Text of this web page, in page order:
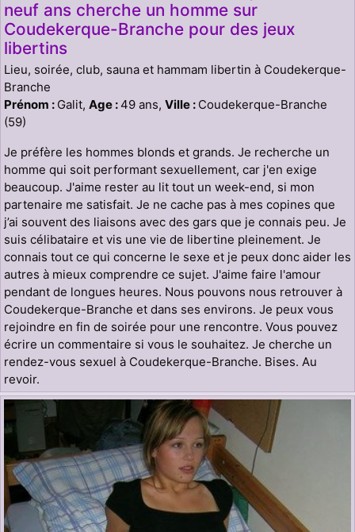
neuf ans cherche un homme sur
Coudekerque-Branche pour des jeux
libertins
Lieu, soirée, club, sauna et hammam libertin à Coudekerque-
Branche
Prénom : Galit, Age : 49 ans, Ville : Coudekerque-Branche
(59)
Je préfère les hommes blonds et grands. Je recherche un
homme qui soit performant sexuellement, car j'en exige
beaucoup. J'aime rester au lit tout un week-end, si mon
partenaire me satisfait. Je ne cache pas à mes copines que
j’ai souvent des liaisons avec des gars que je connais peu. Je
suis célibataire et vis une vie de libertine pleinement. Je
connais tout ce qui concerne le sexe et je peux donc aider les
autres à mieux comprendre ce sujet. J'aime faire l'amour
pendant de longues heures. Nous pouvons nous retrouver à
Coudekerque-Branche et dans ses environs. Je peux vous
rejoindre en fin de soirée pour une rencontre. Vous pouvez
écrire un commentaire si vous le souhaitez. Je cherche un
rendez-vous sexuel à Coudekerque-Branche. Bises. Au
revoir.